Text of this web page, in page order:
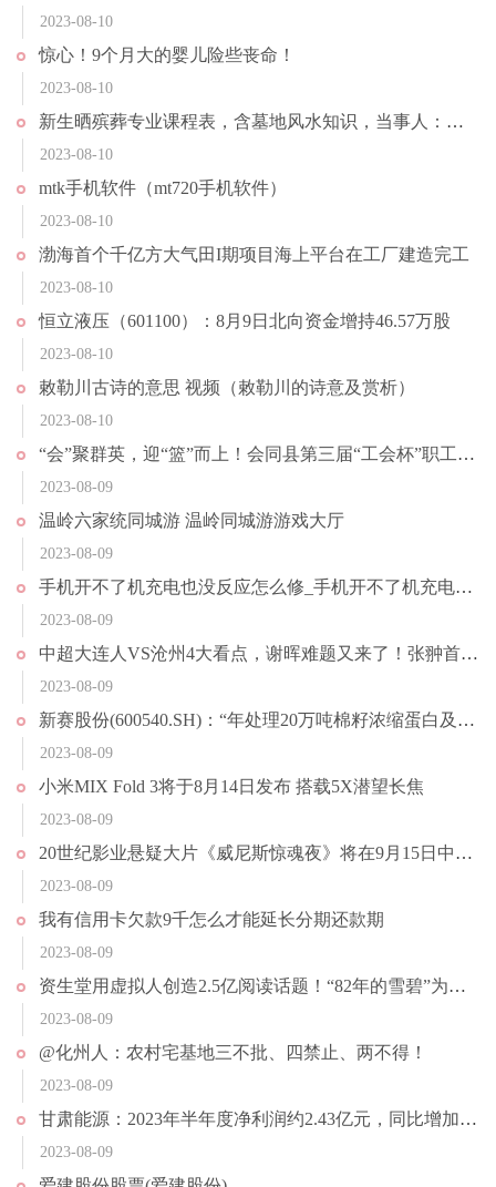
2023-08-10
惊心！9个月大的婴儿险些丧命！
2023-08-10
新生晒殡葬专业课程表，含墓地风水知识，当事人：建议不要冲动报考
2023-08-10
mtk手机软件（mt720手机软件）
2023-08-10
渤海首个千亿方大气田I期项目海上平台在工厂建造完工
2023-08-10
恒立液压（601100）：8月9日北向资金增持46.57万股
2023-08-10
敕勒川古诗的意思 视频（敕勒川的诗意及赏析）
2023-08-10
“会”聚群英，迎“篮”而上！会同县第三届“工会杯”职工篮球赛开赛
2023-08-09
温岭六家统同城游 温岭同城游游戏大厅
2023-08-09
手机开不了机充电也没反应怎么修_手机开不了机充电也没反应怎么办
2023-08-09
中超大连人VS沧州4大看点，谢晖难题又来了！张翀首发？央视直播
2023-08-09
新赛股份(600540.SH)：“年处理20万吨棉籽浓缩蛋白及精深加工项目”预计2023年10月正式投产
2023-08-09
小米MIX Fold 3将于8月14日发布 搭载5X潜望长焦
2023-08-09
20世纪影业悬疑大片《威尼斯惊魂夜》将在9月15日中国内地同步北美上映
2023-08-09
我有信用卡欠款9千怎么才能延长分期还款期
2023-08-09
资生堂用虚拟人创造2.5亿阅读话题！“82年的雪碧”为何两天售罄？
2023-08-09
@化州人：农村宅基地三不批、四禁止、两不得！
2023-08-09
甘肃能源：2023年半年度净利润约2.43亿元，同比增加66.18%
2023-08-09